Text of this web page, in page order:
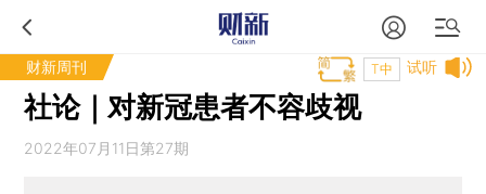
财新周刊 试听
T中
社论｜对新冠患者不容歧视
2022年07月11日第27期